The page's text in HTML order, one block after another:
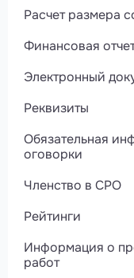
Расчет размера
Финансовая
Электронный
Реквизиты
Обязательная
оговорки
Членство в СРО
Рейтинги
Информация о
работ